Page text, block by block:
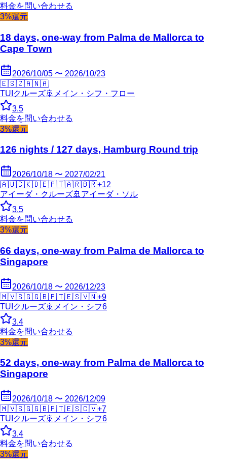
料金を問い合わせる
3%還元
18 days, one-way from Palma de Mallorca to
Cape Town
2026/10/05 〜 2026/10/23
🇪🇸🇿🇦🇳🇦
TUIクルーズ🚢 メイン・シフ・フロー
3.5
料金を問い合わせる
3%還元
126 nights / 127 days, Hamburg Round trip
2026/10/18 〜 2027/02/21
🇦🇺🇨🇰🇩🇪🇵🇹🇦🇷🇧🇷+12
アイーダ・クルーズ🚢 アイーダ・ソル
3.5
料金を問い合わせる
3%還元
66 days, one-way from Palma de Mallorca to
Singapore
2026/10/18 〜 2026/12/23
🇲🇻🇸🇬🇬🇧🇵🇹🇪🇸🇻🇳+9
TUIクルーズ🚢 メイン・シフ6
3.4
料金を問い合わせる
3%還元
52 days, one-way from Palma de Mallorca to
Singapore
2026/10/18 〜 2026/12/09
🇲🇻🇸🇬🇬🇧🇵🇹🇪🇸🇨🇻+7
TUIクルーズ🚢 メイン・シフ6
3.4
料金を問い合わせる
3%還元